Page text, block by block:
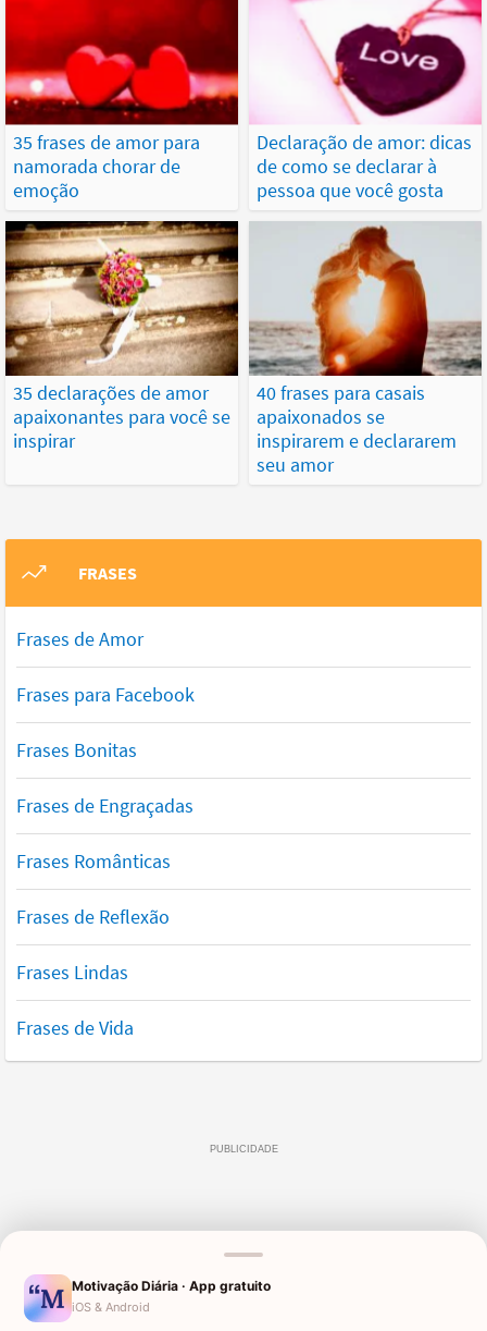
35 frases de amor para
namorada chorar de
emoção
Declaração de amor: dicas
de como se declarar à
pessoa que você gosta
35 declarações de amor
apaixonantes para você se
inspirar
40 frases para casais
apaixonados se
inspirarem e declararem
seu amor
FRASES
Frases de Amor
Frases para Facebook
Frases Bonitas
Frases de Engraçadas
Frases Românticas
Frases de Reflexão
Frases Lindas
Frases de Vida
Motivação Diária · App gratuito
iOS & Android